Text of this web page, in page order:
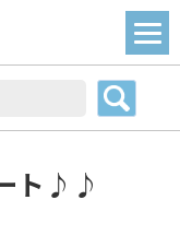
ト♪♪